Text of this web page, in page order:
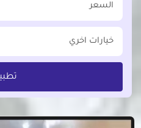
السعر
خيارات اخري